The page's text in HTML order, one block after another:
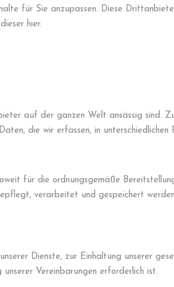
für Sie anzupassen. Diese
hier.
auf der ganzen Welt ansässig sind.
die wir erfassen, in unterschiedlichen
für die ordnungsgemäße
verarbeitet und gespeichert
Dienste, zur Einhaltung unserer
Vereinbarungen erforderlich ist.